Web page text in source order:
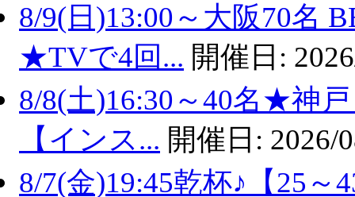
8/9(日)13:00～大阪70名
★TVで4回... 開催日:
8/8(土)16:30～40名★神
【インス... 開催日: 2026/
8/7(金)19:45乾杯♪【25